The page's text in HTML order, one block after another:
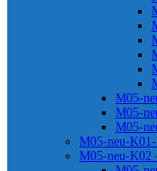
M05-
M05-
M05-
M05-neu-
M05-neu-K02